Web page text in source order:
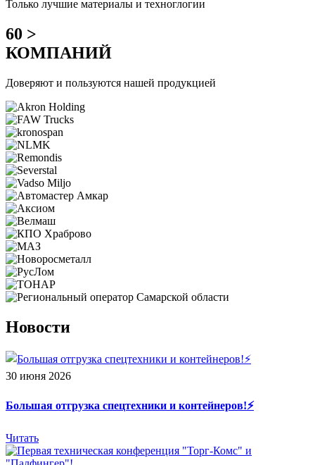
Только лучшие материалы и техноглогии
60 >
КОМПАНИЙ
Доверяют и пользуются нашей продукцией
Новости
30 июня 2026
Большая отгрузка спецтехники и контейнеров!⚡️
Читать